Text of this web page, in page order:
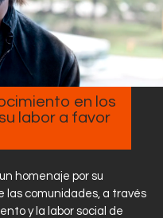
en los
labor a favor
homenaje por su
las comunidades, a través
y la labor social de